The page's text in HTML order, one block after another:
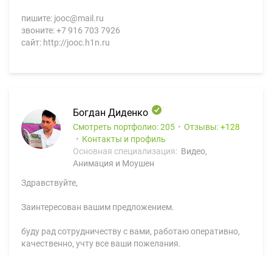
пишите: jooc@mail.ru
звоните: +7 916 703 7926
сайт: http://jooc.h1n.ru
Богдан Диденко
Смотреть портфолио: 205 Отзывы:
128
Контакты и профиль
Основная специализация: Видео,
Анимация и Моушен
Здравствуйте,
Заинтересован вашим предложением.
буду рад сотрудничеству с вами, работаю оперативно,
качественно, учту все ваши пожелания.